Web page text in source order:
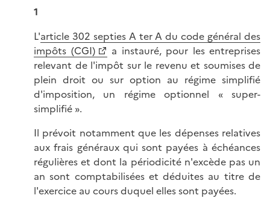
1
L'article 302 septies A ter A du code général des
impôts (CGI)
a instauré, pour les entreprises
relevant de l'impôt sur le revenu et soumises de
plein droit ou sur option au régime simplifié
d'imposition, un régime optionnel « super-
simplifié ».
Il prévoit notamment que les dépenses relatives
aux frais généraux qui sont payées à échéances
régulières et dont la périodicité n'excède pas un
an sont comptabilisées et déduites au titre de
l'exercice au cours duquel elles sont payées.